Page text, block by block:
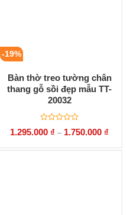
-19%
Bàn thờ treo tường chân
thang gỗ sồi đẹp mẫu TT-
20032
Được
xếp
0
1.295.000 ₫ – 1.750.000 ₫